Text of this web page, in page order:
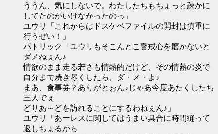
ううん、気にしないで。わたしたちもちょっと疎かに
してたのがいけなかったのっ」
ユウリ「これからはドスケベファイルの開封は慎重に
行うぜい！」
パトリック「ユウリもそこんとこ警戒心を磨かないと
ダメねぇん♪
情欲のまま走る若さも情熱的だけど、その情熱の炎で
自分まで焼き尽くしたら、ダ・メ・よ♪
まあ、食事券？ありがとぉん♪じゃあ今度あたくしたち
三人でぇ
どりあ～どを訪れることにするわねぇん♪」
ユウリ「あーレスに関してはうまい具合に時間縫って
返しちょるから